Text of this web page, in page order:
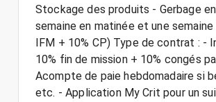
Stockage des produits - Gerbage
semaine en matinée et une
IFM + 10% CP) Type de contrat : -
10% fin de mission + 10% congés
Acompte de paie hebdomadaire si
etc. - Application My Crit pour un